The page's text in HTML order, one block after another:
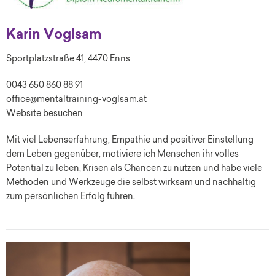
Karin Voglsam
Sportplatzstraße 41, 4470 Enns
0043 650 860 88 91
office@mentaltraining-voglsam.at
Website besuchen
Mit viel Lebenserfahrung, Empathie und positiver Einstellung
dem Leben gegenüber, motiviere ich Menschen ihr volles
Potential zu leben, Krisen als Chancen zu nutzen und habe viele
Methoden und Werkzeuge die selbst wirksam und nachhaltig
zum persönlichen Erfolg führen.